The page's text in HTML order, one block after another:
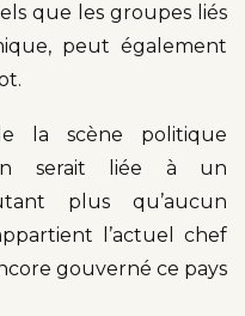
que les groupes liés
peut également
la scène politique
serait liée à un
plus qu’aucun
l’actuel chef
gouverné ce pays